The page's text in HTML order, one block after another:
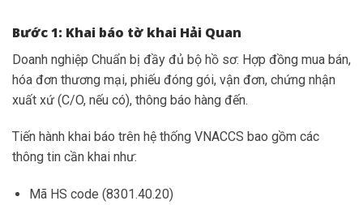
Bước 1: Khai báo tờ khai Hải Quan
Doanh nghiệp Chuẩn bị đầy đủ bộ hồ sơ: Hợp đồng mua bán,
hóa đơn thương mại, phiếu đóng gói, vận đơn, chứng nhận
xuất xứ (C/O, nếu có), thông báo hàng đến.
Tiến hành khai báo trên hệ thống VNACCS bao gồm các
thông tin cần khai như:
Mã HS code (8301.40.20)